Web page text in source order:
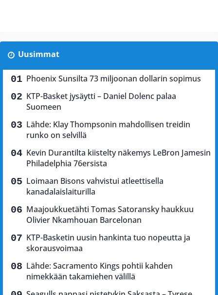
Uusimmat
Phoenix Sunsilta 73 miljoonan dollarin sopimus
KTP-Basket jysäytti – Daniel Dolenc palaa
Suomeen
Lähde: Klay Thompsonin mahdollisen treidin
runko on selvillä
Kevin Durantilta kiistelty näkemys LeBron Jamesin
Philadelphia 76ersista
Loimaan Bisons vahvistui atleettisella
kanadalaislaiturilla
Maajoukkuetähti Tomas Satoransky haukkuu
Olivier Nkamhouan Barcelonan
KTP-Basketin uusin hankinta tuo nopeutta ja
skorausvoimaa
Lähde: Sacramento Kings pohtii kahden
nimekkään takamiehen välillä